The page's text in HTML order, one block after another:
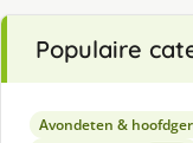
Populaire
Avondeten &